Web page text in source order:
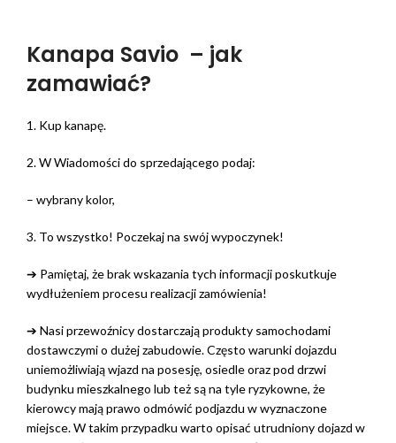
Kanapa Savio – jak
zamawiać?
1. Kup kanapę.
2. W Wiadomości do sprzedającego podaj:
– wybrany kolor,
3. To wszystko! Poczekaj na swój wypoczynek!
➔ Pamiętaj, że brak wskazania tych informacji poskutkuje
wydłużeniem procesu realizacji zamówienia!
➔ Nasi przewoźnicy dostarczają produkty samochodami
dostawczymi o dużej zabudowie. Często warunki dojazdu
uniemożliwiają wjazd na posesję, osiedle oraz pod drzwi
budynku mieszkalnego lub też są na tyle ryzykowne, że
kierowcy mają prawo odmówić podjazdu w wyznaczone
miejsce. W takim przypadku warto opisać utrudniony dojazd w